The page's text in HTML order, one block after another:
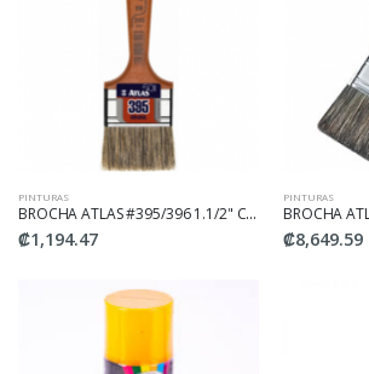
PINTURAS
BROCHA ATLAS #395/396 1.1/2" CERDA NAT
₡1,194.47
PINTURAS
₡8,649.59